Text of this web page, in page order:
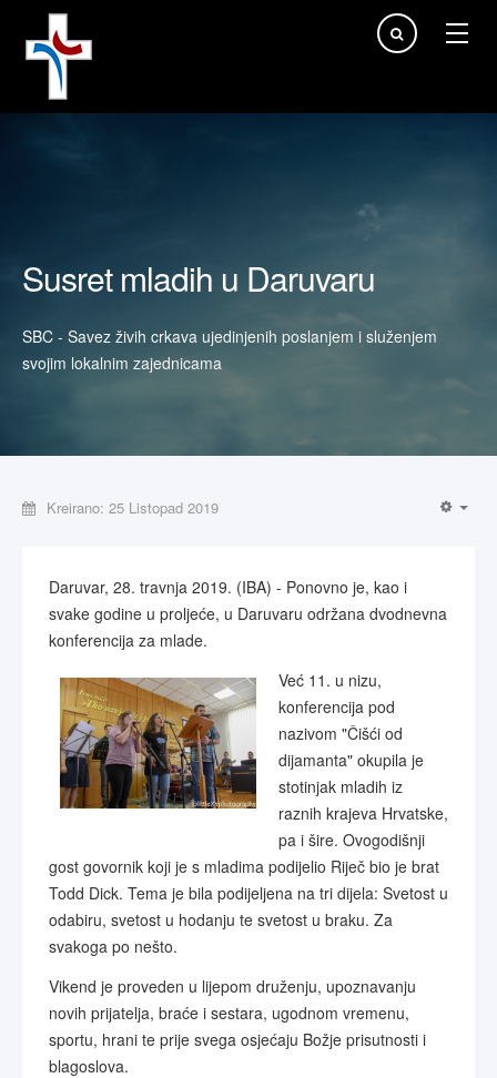
Traži...
Susret mladih u Daruvaru
SBC - Savez živih crkava ujedinjenih poslanjem i služenjem
svojim lokalnim zajednicama
Kreirano: 25 Listopad 2019
Daruvar, 28. travnja 2019. (IBA) - Ponovno je, kao i
svake godine u proljeće, u Daruvaru održana dvodnevna
konferencija za mlade.
Već 11. u nizu,
konferencija pod
nazivom "Čišći od
dijamanta" okupila je
stotinjak mladih iz
raznih krajeva Hrvatske,
pa i šire. Ovogodišnji
gost govornik koji je s mladima podijelio Riječ bio je brat
Todd Dick. Tema je bila podijeljena na tri dijela: Svetost u
odabiru, svetost u hodanju te svetost u braku. Za
svakoga po nešto.
Vikend je proveden u lijepom druženju, upoznavanju
novih prijatelja, braće i sestara, ugodnom vremenu,
sportu, hrani te prije svega osjećaju Božje prisutnosti i
blagoslova.